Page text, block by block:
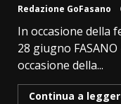
Redazione GoFasano
In occasione della
28 giugno
occasione della...
Continua a